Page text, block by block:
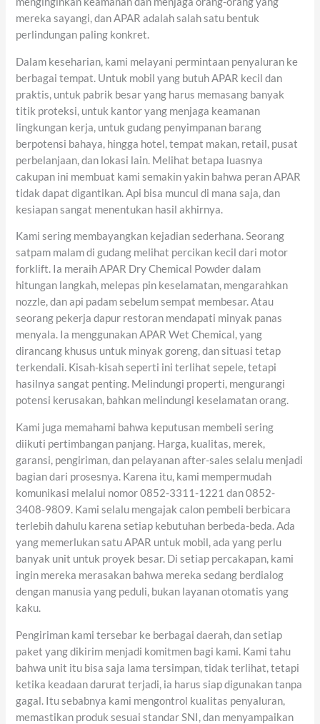
mereka sayangi, dan APAR adalah salah satu bentuk
perlindungan paling konkret.
Dalam keseharian, kami melayani permintaan penyaluran ke
berbagai tempat. Untuk mobil yang butuh APAR kecil dan
praktis, untuk pabrik besar yang harus memasang banyak
titik proteksi, untuk kantor yang menjaga keamanan
lingkungan kerja, untuk gudang penyimpanan barang
berpotensi bahaya, hingga hotel, tempat makan, retail, pusat
perbelanjaan, dan lokasi lain. Melihat betapa luasnya
cakupan ini membuat kami semakin yakin bahwa peran APAR
tidak dapat digantikan. Api bisa muncul di mana saja, dan
kesiapan sangat menentukan hasil akhirnya.
Kami sering membayangkan kejadian sederhana. Seorang
satpam malam di gudang melihat percikan kecil dari motor
forklift. Ia meraih APAR Dry Chemical Powder dalam
hitungan langkah, melepas pin keselamatan, mengarahkan
nozzle, dan api padam sebelum sempat membesar. Atau
seorang pekerja dapur restoran mendapati minyak panas
menyala. Ia menggunakan APAR Wet Chemical, yang
dirancang khusus untuk minyak goreng, dan situasi tetap
terkendali. Kisah-kisah seperti ini terlihat sepele, tetapi
hasilnya sangat penting. Melindungi properti, mengurangi
potensi kerusakan, bahkan melindungi keselamatan orang.
Kami juga memahami bahwa keputusan membeli sering
diikuti pertimbangan panjang. Harga, kualitas, merek,
garansi, pengiriman, dan pelayanan after-sales selalu menjadi
bagian dari prosesnya. Karena itu, kami mempermudah
komunikasi melalui nomor 0852-3311-1221 dan 0852-
3408-9809. Kami selalu mengajak calon pembeli berbicara
terlebih dahulu karena setiap kebutuhan berbeda-beda. Ada
yang memerlukan satu APAR untuk mobil, ada yang perlu
banyak unit untuk proyek besar. Di setiap percakapan, kami
ingin mereka merasakan bahwa mereka sedang berdialog
dengan manusia yang peduli, bukan layanan otomatis yang
kaku.
Pengiriman kami tersebar ke berbagai daerah, dan setiap
paket yang dikirim menjadi komitmen bagi kami. Kami tahu
bahwa unit itu bisa saja lama tersimpan, tidak terlihat, tetapi
ketika keadaan darurat terjadi, ia harus siap digunakan tanpa
gagal. Itu sebabnya kami mengontrol kualitas penyaluran,
memastikan produk sesuai standar SNI, dan menyampaikan